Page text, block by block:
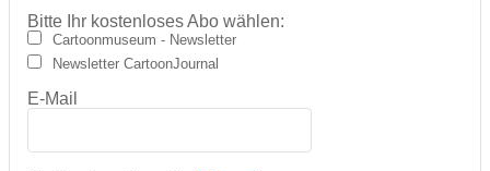
Bitte Ihr kostenloses Abo wählen:
Cartoonmuseum - Newsletter
Newsletter CartoonJournal
E-Mail